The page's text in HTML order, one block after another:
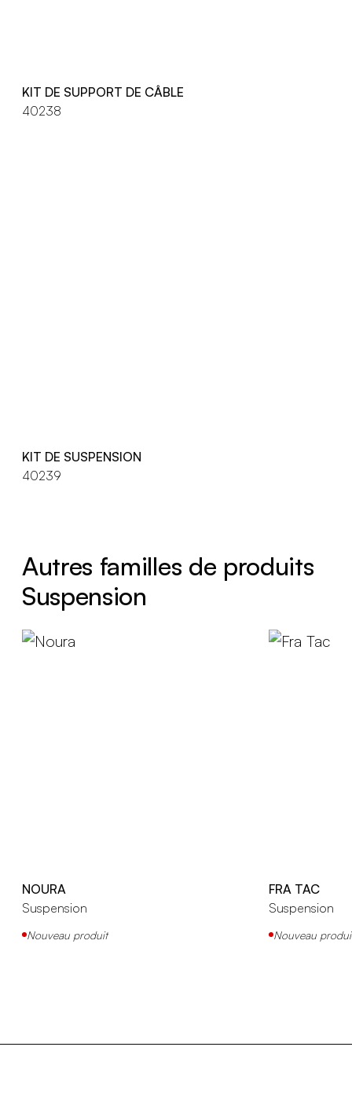
KIT DE SUPPORT DE CÂBLE
40238
KIT DE SUSPENSION
40239
Autres familles de produits
Suspension
NOURA
Suspension
Nouveau produit
FRA TAC
Suspension
Nouveau